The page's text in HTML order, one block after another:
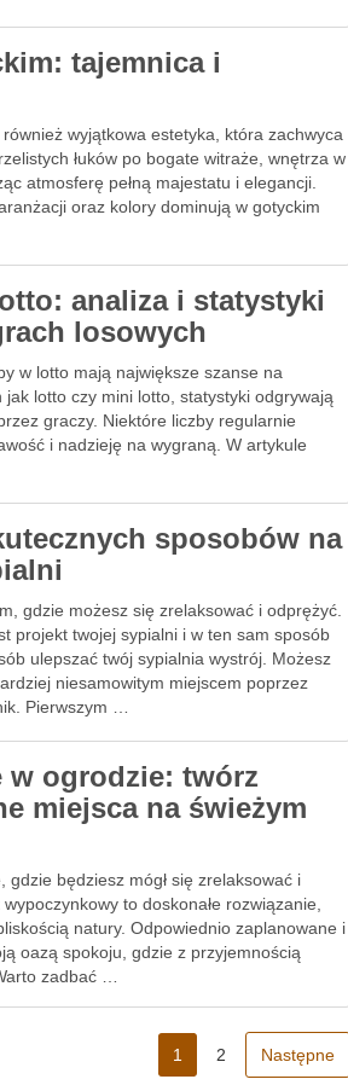
tajemnica i
wyjątkowa estetyka, która zachwyca
łuków po bogate witraże, wnętrza w
atmosferę pełną majestatu i elegancji.
oraz kolory dominują w gotyckim
analiza i statystyki
losowych
w lotto mają największe szanse na
lotto czy mini lotto, statystyki odgrywają
graczy. Niektóre liczby regularnie
i nadzieję na wygraną. W artykule
sposobów na
gdzie możesz się zrelaksować i odprężyć.
projekt twojej sypialni i w ten sam sposób
ulepszać twój sypialnia wystrój. Możesz
niesamowitym miejscem poprzez
Pierwszym …
w ogrodzie: twórz
miejsca na świeżym
będziesz mógł się zrelaksować i
to doskonałe rozwiązanie,
natury. Odpowiednio zaplanowane i
oazą spokoju, gdzie z przyjemnością
zadbać …
1 2 Następne